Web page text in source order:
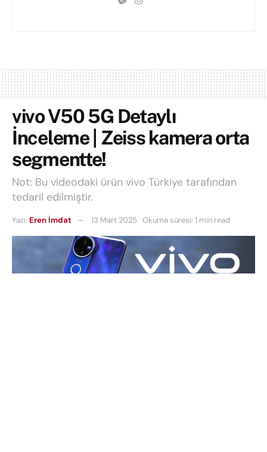
vivo V50 5G Detaylı
İnceleme | Zeiss kamera orta
segmentte!
Not: Bu videodaki ürün vivo Türkiye tarafından
tedaril edilmiştir.
Yazı: Eren İmdat 13 Mart 2025 Okuma süresi: 1 min read